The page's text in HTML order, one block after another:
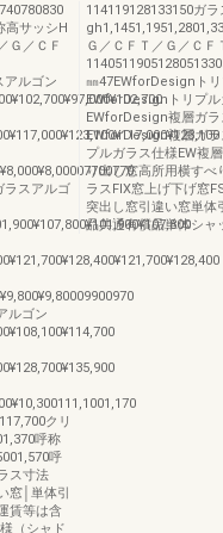
高サッシH
Ｇ／ＣＦ
アルゴン
ラスアルゴ
ルゴン
クリ
呼称
呼
ス寸法
窓│単体引
賃等は含
（シャド
114119128133150ガ
Ｇ／ＣＦＴ／Ｇ／ＣＦ
㎜47EWforDesignトリ
EWforDesignトリプル
EWforDesign複層ガラ
EWforDesign複層ガラ
プルガラス仕様EW複
り出し窓高所用横すべ
ラスFIX窓上げ下げ窓
突出し窓引違い窓単体
品共通有償品単体シャ